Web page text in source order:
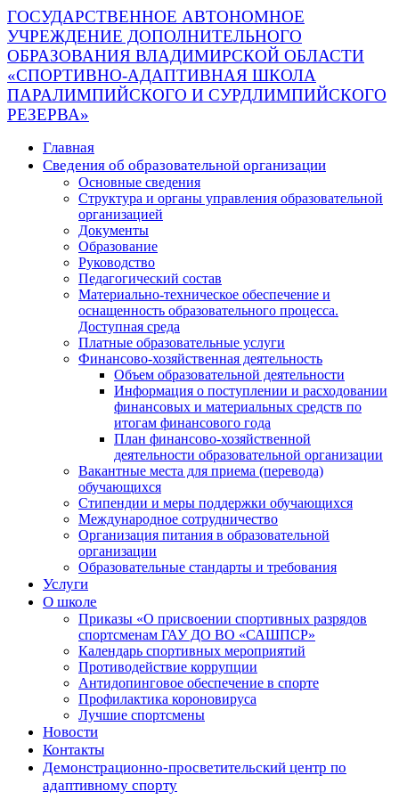
ГОСУДАРСТВЕННОЕ АВТОНОМНОЕ
УЧРЕЖДЕНИЕ ДОПОЛНИТЕЛЬНОГО
ОБРАЗОВАНИЯ ВЛАДИМИРСКОЙ ОБЛАСТИ
«СПОРТИВНО-АДАПТИВНАЯ ШКОЛА
ПАРАЛИМПИЙСКОГО И СУРДЛИМПИЙСКОГО
РЕЗЕРВА»
Главная
Сведения об образовательной организации
Основные сведения
Структура и органы управления образовательной
организацией
Документы
Образование
Руководство
Педагогический состав
Материально-техническое обеспечение и
оснащенность образовательного процесса.
Доступная среда
Платные образовательные услуги
Финансово-хозяйственная деятельность
Объем образовательной деятельности
Информация о поступлении и расходовании
финансовых и материальных средств по
итогам финансового года
План финансово-хозяйственной
деятельности образовательной организации
Вакантные места для приема (перевода)
обучающихся
Стипендии и меры поддержки обучающихся
Международное сотрудничество
Организация питания в образовательной
организации
Образовательные стандарты и требования
Услуги
О школе
Приказы «О присвоении спортивных разрядов
спортсменам ГАУ ДО ВО «САШПСР»
Календарь спортивных мероприятий
Противодействие коррупции
Антидопинговое обеспечение в спорте
Профилактика короновируса
Лучшие спортсмены
Новости
Контакты
Демонстрационно-просветительский центр по
адаптивному спорту